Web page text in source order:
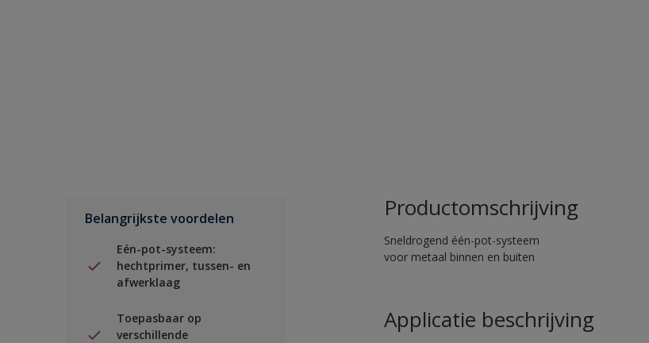
Belangrijkste voordelen
Eén-pot-systeem:
hechtprimer, tussen- en
afwerklaag
Toepasbaar op
verschillende
Productomschrijving
Sneldrogend één-pot-systeem
voor metaal binnen en buiten
Applicatie beschrijving